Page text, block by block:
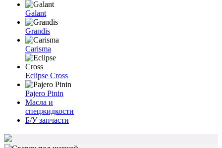
Galant
Grandis
Carisma
Eclipse Cross
Pajero Pinin
Масла и
спецжидкости
Б/У запчасти